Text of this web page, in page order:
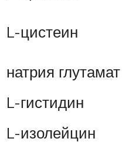
L-цистеин
натрия глутамат
L-гистидин
L-изолейцин